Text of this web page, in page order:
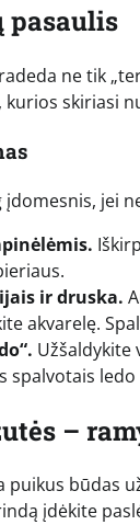
pasaulis
ne tik
skiriasi
įdomesnis, jei
ir druska.
akvarelę.
Užšaldykite
spalvotais
–
puikus būdas
įdėkite